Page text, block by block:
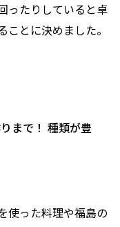
ったりしていると卓
とに決めました。
まで！ 種類が豊
使った料理や福島の